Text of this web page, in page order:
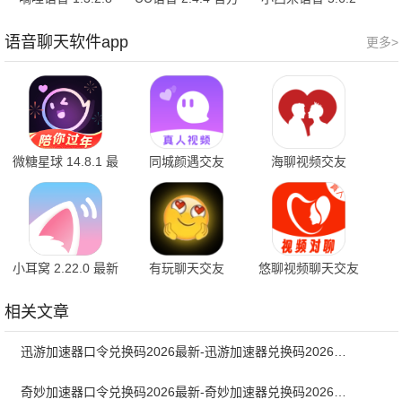
更多>
语音聊天软件app
微糖星球 14.8.1 最
新版
同城颜遇交友
1.0.2 手机版
海聊视频交友
1.0.9 官方版
小耳窝 2.22.0 最新
有玩聊天交友
悠聊视频聊天交友
相关文章